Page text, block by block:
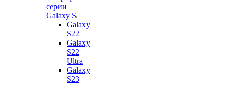
серии
Galaxy S
Galaxy
S22
Galaxy
S22
Ultra
Galaxy
S23